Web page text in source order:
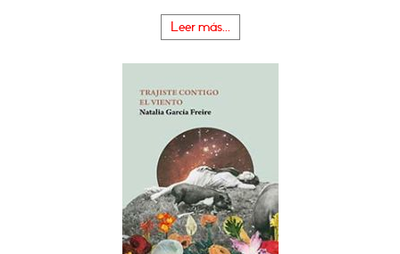
Leer más...